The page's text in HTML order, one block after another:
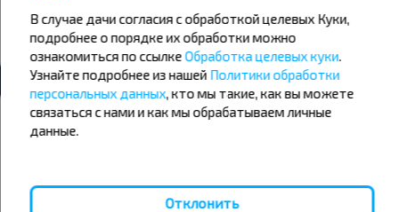
+16°C Вечер +14°C Вечер
+16°C
Хотите путешествовать дешевле?
Не пропусти специальные акции, скидки и другие интересные
В случае дачи согласия с обработкой целевых Куки,
подробнее о порядке их обработки можно
ознакомиться по ссылкеОбработка целевых куки.
Узнайте подробнее из нашей Политики обработки
персональных данных, кто мы такие, как вы можете
связаться с нами и как мы обрабатываем личные
данные.
Отклонить